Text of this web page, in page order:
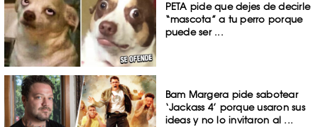
PETA pide que dejes de decirle
“mascota” a tu perro porque
puede ser ...
Bam Margera pide sabotear
‘Jackass 4’ porque usaron sus
ideas y no lo invitaron al ...